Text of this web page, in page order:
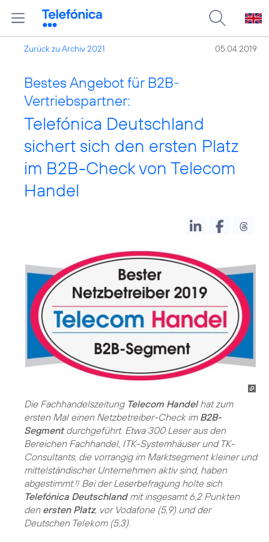
Zurück zu Archiv 2021 05.04.2019
Bestes Angebot für B2B-
Vertriebspartner:
Telefónica Deutschland
sichert sich den ersten Platz
im B2B-Check von Telecom
Handel
Die Fachhandelszeitung Telecom Handelhat zum
ersten Mal einen Netzbetreiber-Check im B2B-
Segmentdurchgeführt. Etwa 300 Leser aus den
Bereichen Fachhandel, ITK-Systemhäuser und TK-
Consultants, die vorrangig im Marktsegment kleiner und
mittelständischer Unternehmen aktiv sind, haben
abgestimmt. 1) Bei der Leserbefragung holte sich
Telefónica Deutschlandmit insgesamt 6,2 Punkten
den ersten Platz, vor Vodafone (5,9) und der
Deutschen Telekom (5,3).